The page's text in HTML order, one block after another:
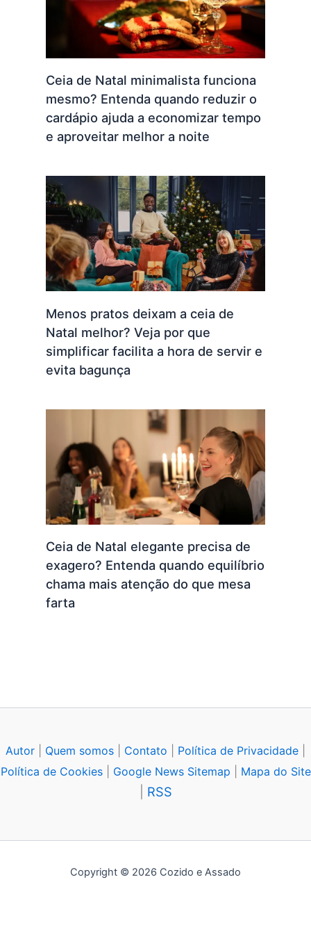
Ceia de Natal minimalista funciona
mesmo? Entenda quando reduzir o
cardápio ajuda a economizar tempo
e aproveitar melhor a noite
Menos pratos deixam a ceia de
Natal melhor? Veja por que
simplificar facilita a hora de servir e
evita bagunça
Ceia de Natal elegante precisa de
exagero? Entenda quando equilíbrio
chama mais atenção do que mesa
farta
Autor Quem somos Contato Política de Privacidade
Política de Cookies| Google News Sitemap Mapa do Site
RSS
Copyright © 2026 Cozido e Assado